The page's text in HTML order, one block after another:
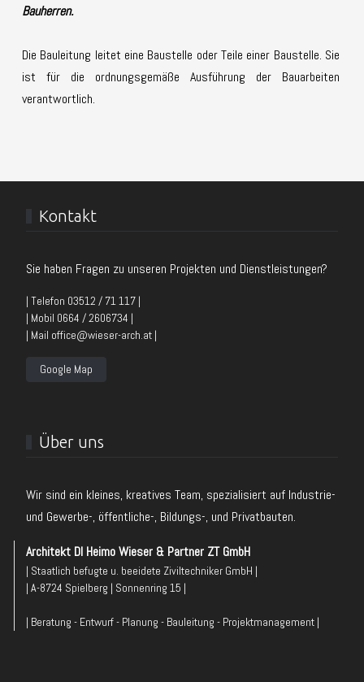
Bauherren.
Die Bauleitung leitet eine Baustelle oder Teile einer Baustelle. Sie
ist für die ordnungsgemäße Ausführung der Bauarbeiten
verantwortlich.
Kontakt
Sie haben Fragen zu unseren Projekten und Dienstleistungen?
| Telefon 03512 / 71 117 |
| Mobil 0664 / 2606734 |
| Mail office@wieser-arch.at |
Google Map
Über uns
Wir sind ein kleines, kreatives Team, spezialisiert auf Industrie-
und Gewerbe-, öffentliche-, Bildungs-, und Privatbauten.
Architekt DI Heimo Wieser & Partner ZT GmbH
| Staatlich befugte u. beeidete Ziviltechniker GmbH |
| A-8724 Spielberg | Sonnenring 15 |
| Beratung - Entwurf - Planung - Bauleitung - Projektmanagement |